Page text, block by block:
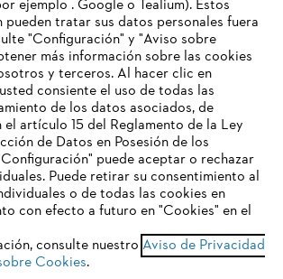
la leñera contra una pared, deja un espacio
y asegúrate de que el techo esté inclinado
el lado abierto de la leñera esté orientado
para proteger mejor la leña de la
lleva siempre el equipo de protección
con el manual de instruccionesde tu
todos los materiales y herramientas que
las instrucciones de nuestra guía.
suficientemente seca antes de su uso. El
de humedad residual se establece por ley,
vigente en tu zona.
cortada debe almacenarse durante unos dos
NO ES
estás utilizando no es compatible con
Para que puedas disfrutar de nuestro
uno de los siguientes navegadores:
chrome
ejemplo . Google o Tealium). Estos
tratar sus datos personales fuera
"Configuración" y "Aviso sobre
más información sobre las cookies
y terceros. Al hacer clic en
consiente el uso de todas las
de los datos asociados, de
artículo 15 del Reglamento de la Ley
de Datos en Posesión de los
puede aceptar o rechazar
Puede retirar su consentimiento al
o de todas las cookies en
con efecto a futuro en "Cookies" en el
consulte nuestro Aviso de Privacidad
Cookies.